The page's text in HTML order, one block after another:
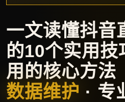
一文读懂抖音
的10个实用技
用的核心方法
数据维护 · 专